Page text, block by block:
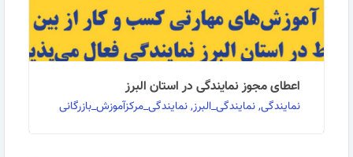
اعطای مجوز نمایندگی در استان البرز
نمایندگی, نمایندگی_البرز, نمایندگی_مرکزآموزش_بازرگانی